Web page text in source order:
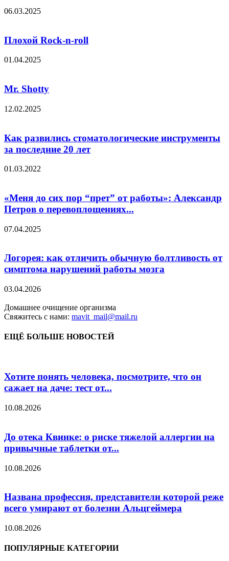
06.03.2025
Плохой Rock-n-roll
01.04.2025
Mr. Shotty
12.02.2025
Как развились стоматологические инструменты
за последние 20 лет
01.03.2022
«Меня до сих пор “прет” от работы»: Александр
Петров о перевоплощениях...
07.04.2025
Логорея: как отличить обычную болтливость от
симптома нарушений работы мозга
03.04.2026
Домашнее очищение организма
Свяжитесь с нами: mavit_mail@mail.ru
ЕЩЁ БОЛЬШЕ НОВОСТЕЙ
Хотите понять человека, посмотрите, что он
сажает на даче: тест от...
10.08.2026
До отека Квинке: о риске тяжелой аллергии на
привычные таблетки от...
10.08.2026
Названа профессия, представители которой реже
всего умирают от болезни Альцгеймера
10.08.2026
ПОПУЛЯРНЫЕ КАТЕГОРИИ